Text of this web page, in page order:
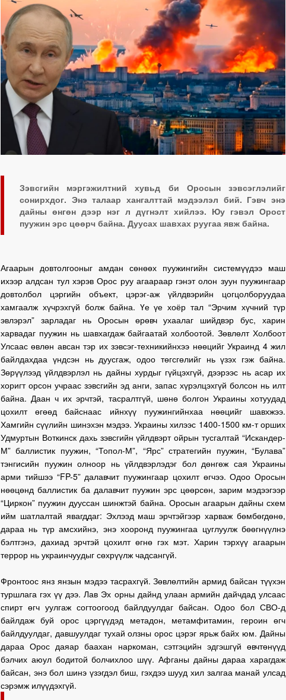
Зэвсгийн мэргэжилтний хувьд би Оросын зэвсэглэлийг
сонирхдог. Энэ талаар хангалттай мэдээлэл бий. Гэвч энэ
дайны өнгөн дээр нэг л дүгнэлт хийлээ. Юу гэвэл Орост
пуужин эрс цөөрч байна. Дуусах шавхах руугаа явж байна.
Агаарын довтолгооныг амдан сөнөөх пуужингийн системүүдээ маш
ихээр алдсан тул хэрэв Орос руу агаараар гэнэт олон зуун пуужингаар
довтолбол цэргийн объект, цэрэг-аж үйлдвэрийн цогцолборуудаа
хамгаалж хүчрэхгүй болж байна. Үе үе хоёр тал “Эрчим хүчний түр
эвлэрэл” зарладаг нь Оросын өрөвч ухаалаг шийдвэр бус, харин
харвадаг пуужин нь шавхагдаж байгаатай холбоотой. Зөвлөлт Холбоот
Улсаас өвлөн авсан тэр их зэвсэг-техникийнхээ нөөцийг Украинд 4 жил
байлдахдаа үндсэн нь дуусгаж, одоо төгсгөлийг нь үзэх гэж байна.
Зөрүүлээд үйлдвэрлэл нь дайны хурдыг гүйцэхгүй, дээрээс нь асар их
хоригт орсон учраас зэвсгийн эд анги, запас хүрэлцэхгүй болсон нь илт
байна. Даан ч их эрчтэй, тасралтгүй, шөнө болгон Украины хотуудад
цохилт өгөөд байснаас ийнхүү пуужингийнхаа нөөцийг шавхжээ.
Хамгийн сүүлийн шинэхэн мэдээ. Украины хилээс 1400-1500 км-т орших
Удмуртын Воткинск дахь зэвсгийн үйлдвэрт ойрын тусгалтай “Искандер-
М” баллистик пуужин, “Топол-М”, “Ярс” стратегийн пуужин, “Булава”
тэнгисийн пуужин олноор нь үйлдвэрлэдэг бол дөнгөж сая Украины
арми тийшээ “FP-5” далавчит пуужингаар цохилт өгчээ. Одоо Оросын
нөөцөнд баллистик ба далавчит пуужин эрс цөөрсөн, зарим мэдээгээр
“Циркон” пуужин дууссан шинжтэй байна. Оросын агаарын дайны схем
ийм шатлалтай явагддаг: Эхлээд маш эрчтэйгээр харваж бөмбөгдөнө,
дараа нь түр амсхийнэ, энэ хооронд пуужингаа цуглуулж бөөгнүүлнэ
бэлтгэнэ, дахиад эрчтэй цохилт өгнө гэх мэт. Харин тэрхүү агаарын
террор нь украинчуудыг сөхрүүлж чадсангүй.
Фронтоос янз янзын мэдээ тасрахгүй. Зөвлөлтийн армид байсан түүхэн
туршлага гэх үү дээ. Лав Эх орны дайнд улаан армийн дайчдад улсаас
спирт өгч уулгаж согтоогоод байлдуулдаг байсан. Одоо бол СВО-д
байлдаж буй орос цэргүүдэд метадон, метамфитамин, героин өгч
байлдуулдаг, давшуулдаг тухай олзны орос цэрэг ярьж байх юм. Дайны
дараа Орос даяар баахан наркоман, сэтгэцийн эдгэшгүй өвчтөнүүд
бэлчих аюул бодитой болчихлоо шүү. Афганы дайны дараа харагдаж
байсан, энэ бол шинэ үзэгдэл биш, гэхдээ шууд хил залгаа манай улсад
сэрэмж илүүдэхгүй.